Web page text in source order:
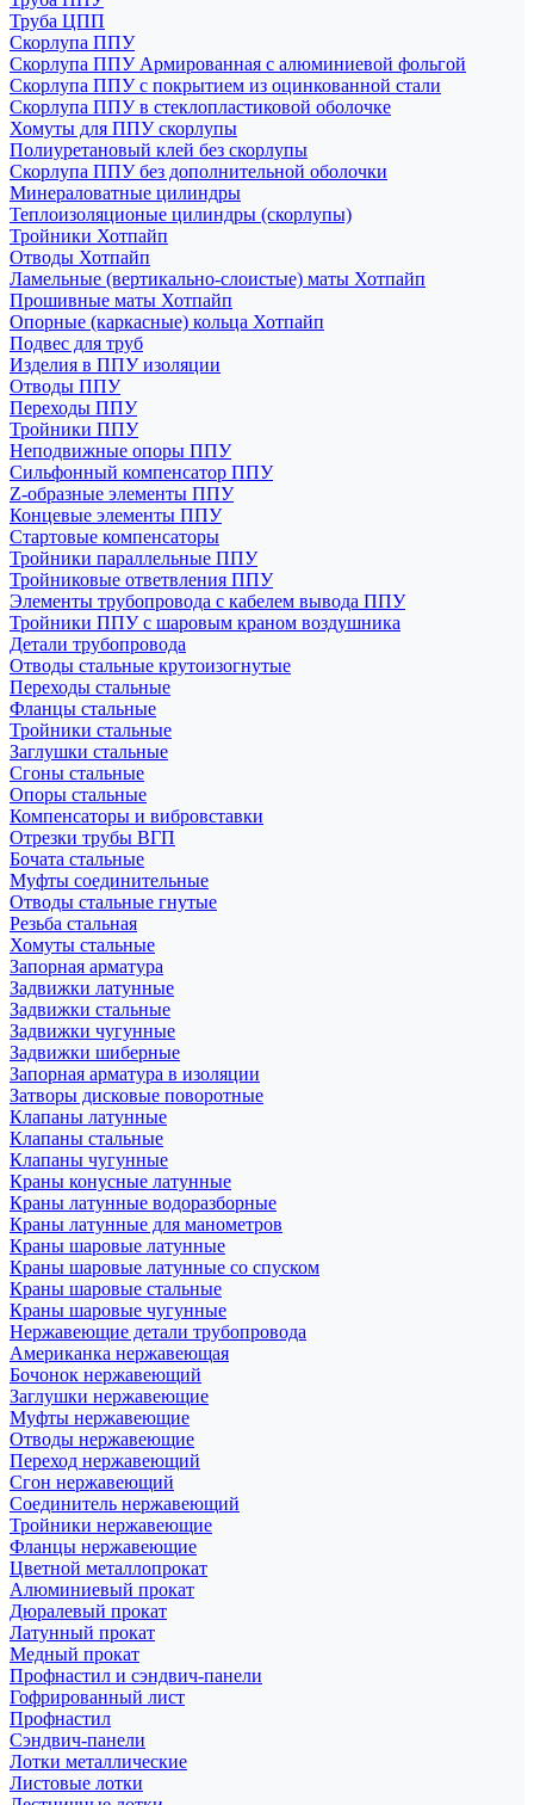
Труба ЦПП
Скорлупа ППУ
Скорлупа ППУ Армированная с алюминиевой фольгой
Скорлупа ППУ с покрытием из оцинкованной стали
Скорлупа ППУ в стеклопластиковой оболочке
Хомуты для ППУ скорлупы
Полиуретановый клей без скорлупы
Скорлупа ППУ без дополнительной оболочки
Минераловатные цилиндры
Теплоизоляционые цилиндры (скорлупы)
Тройники Хотпайп
Отводы Хотпайп
Ламельные (вертикально-слоистые) маты Хотпайп
Прошивные маты Хотпайп
Опорные (каркасные) кольца Хотпайп
Подвес для труб
Изделия в ППУ изоляции
Отводы ППУ
Переходы ППУ
Тройники ППУ
Неподвижные опоры ППУ
Cильфонный компенсатор ППУ
Z-образные элементы ППУ
Концевые элементы ППУ
Стартовые компенсаторы
Тройники параллельные ППУ
Тройниковые ответвления ППУ
Элементы трубопровода с кабелем вывода ППУ
Тройники ППУ с шаровым краном воздушника
Детали трубопровода
Отводы стальные крутоизогнутые
Переходы стальные
Фланцы стальные
Тройники стальные
Заглушки стальные
Сгоны стальные
Опоры стальные
Компенсаторы и вибровставки
Отрезки трубы ВГП
Бочата стальные
Муфты соединительные
Отводы стальные гнутые
Резьба стальная
Хомуты стальные
Запорная арматура
Задвижки латунные
Задвижки стальные
Задвижки чугунные
Задвижки шиберные
Запорная арматура в изоляции
Затворы дисковые поворотные
Клапаны латунные
Клапаны стальные
Клапаны чугунные
Краны конусные латунные
Краны латунные водоразборные
Краны латунные для манометров
Краны шаровые латунные
Краны шаровые латунные со спуском
Краны шаровые стальные
Краны шаровые чугунные
Нержавеющие детали трубопровода
Американка нержавеющая
Бочонок нержавеющий
Заглушки нержавеющие
Муфты нержавеющие
Отводы нержавеющие
Переход нержавеющий
Сгон нержавеющий
Соединитель нержавеющий
Тройники нержавеющие
Фланцы нержавеющие
Цветной металлопрокат
Алюминиевый прокат
Дюралевый прокат
Латунный прокат
Медный прокат
Профнастил и сэндвич-панели
Гофрированный лист
Профнастил
Сэндвич-панели
Лотки металлические
Листовые лотки